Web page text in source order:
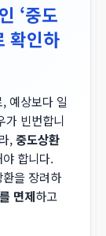
‘중도
확인하
예상보다 일
가 빈번합니
,중도상환
합니다.
을 장려하
면제하고